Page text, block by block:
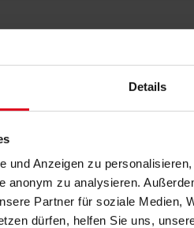
Details
und Anzeigen zu
anonym zu analysieren.
Partner für soziale Medien,
dürfen, helfen Sie uns,
an uns